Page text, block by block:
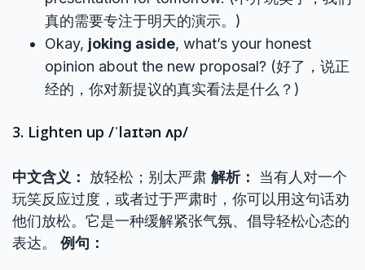
真的需要专注于明天的演示。)
Okay, joking aside, what’s your honest
opinion about the new proposal? (好了，说正
经的，你对新提议的真实看法是什么？)
3. Lighten up /ˈlaɪtən ʌp/
中文含义： 放轻松；别太严肃 解析：
当有人对一个
玩笑反应过度，或者过于严肃时，你可以用这句话劝
他们放松。它是一种缓解紧张气氛、倡导轻松心态的
表达。 例句：